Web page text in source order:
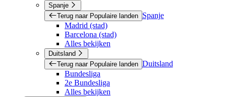
Spanje
Terug naar Populaire landen
Spanje
Madrid (stad)
Barcelona (stad)
Alles bekijken
Duitsland
Terug naar Populaire landen Duitsland
Bundesliga
2e Bundesliga
Alles bekijken